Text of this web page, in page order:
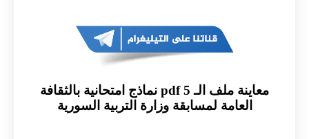
معاينة ملف الـ pdf 5 نماذج امتحانية بالثقافة
العامة لمسابقة وزارة التربية السورية